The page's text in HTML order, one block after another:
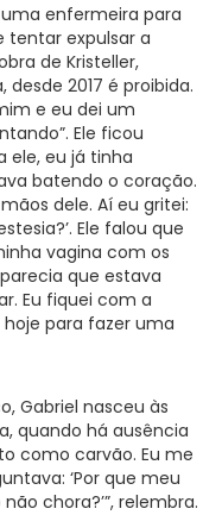
enfermeira para
tentar expulsar a
de Kristeller,
2017 é proibida.
e eu dei um
Ele ficou
ele, eu já tinha
batendo o coração.
dele. Aí eu gritei:
Ele falou que
vagina com os
que estava
Eu fiquei com a
para fazer uma
Gabriel nasceu às
quando há ausência
como carvão. Eu me
‘Por que meu
chora?’”, relembra.